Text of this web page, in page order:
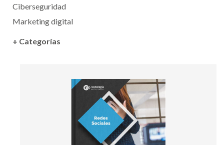
Ciberseguridad
Marketing digital
+ Categorías